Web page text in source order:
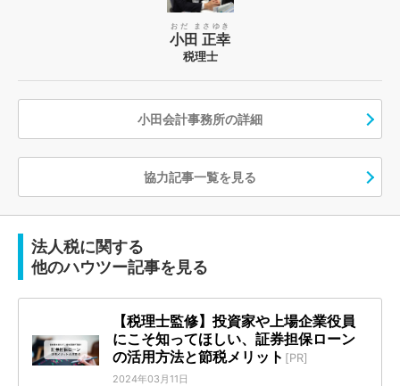
小田 正幸
おだ まさゆき
税理士
小田会計事務所の詳細
協力記事一覧を見る
法人税に関する
他のハウツー記事を見る
【税理士監修】投資家や上場企業役員
にこそ知ってほしい、証券担保ローン
の活用方法と節税メリット [PR]
2024年03月11日